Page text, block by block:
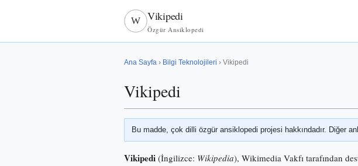
W Vikipedi
Özgür Ansiklopedi
Ana Sayfa › Bilgi Teknolojileri › Vikipedi
Vikipedi
Bu madde, çok dilli özgür ansiklopedi projesi hakkındadır. Diğer
Vikipedi (İngilizce: Wikipedia), Wikimedia Vakfı tarafından